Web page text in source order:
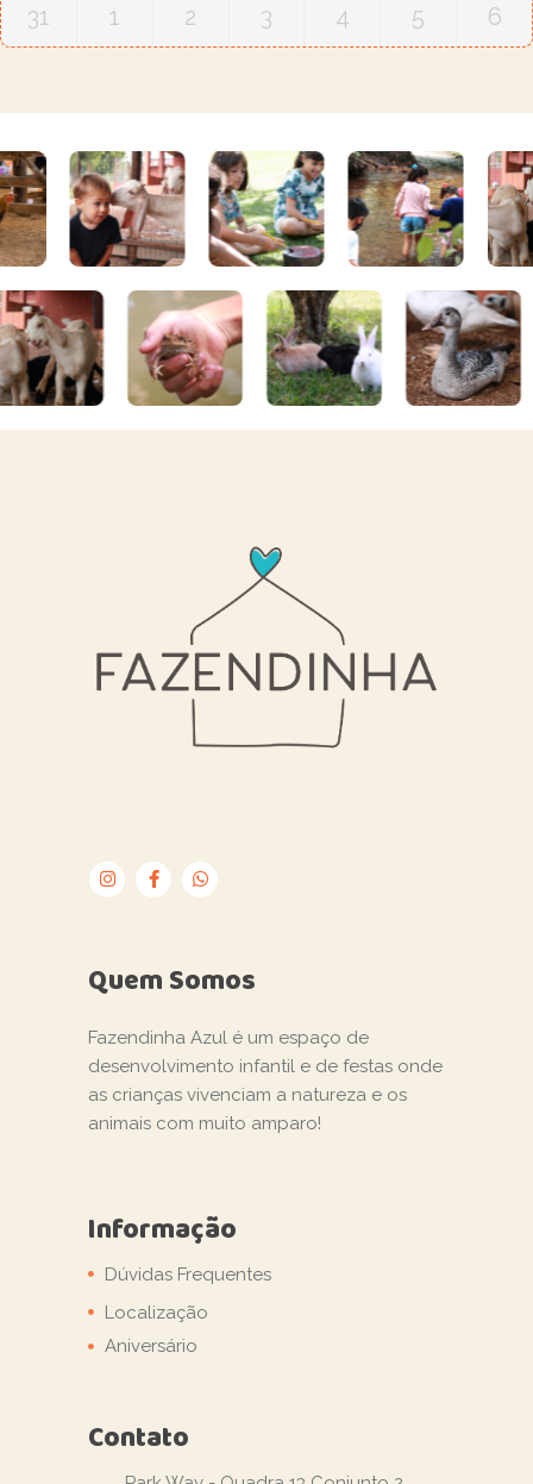
31 1 2 3 4 5 6
Quem Somos
Fazendinha Azul é um espaço de
desenvolvimento infantil e de festas onde
as crianças vivenciam a natureza e os
animais com muito amparo!
Informação
Dúvidas Frequentes
Localização
Aniversário
Contato